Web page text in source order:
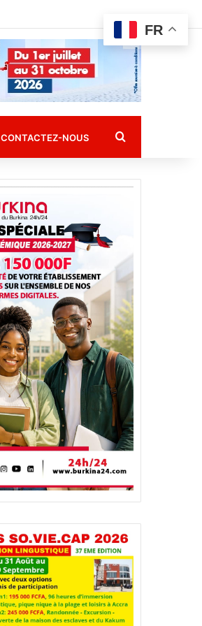
CONTACTEZ-NOUS Rechercher
FR